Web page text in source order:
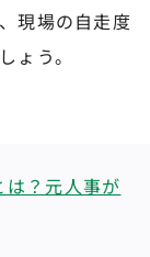
現場の自走度
ょう。
？元人事が